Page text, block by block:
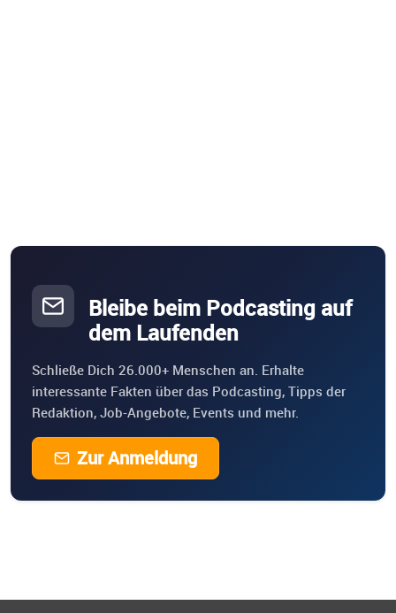
Bleibe beim Podcasting auf
dem Laufenden
Schließe Dich 26.000+ Menschen an. Erhalte
interessante Fakten über das Podcasting, Tipps der
Redaktion, Job-Angebote, Events und mehr.
Zur Anmeldung